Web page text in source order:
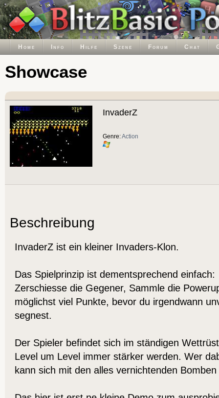
Home Info Hilfe Szene Forum Chat
Showcase
InvaderZ
Genre:Action
Beschreibung
InvaderZ ist ein kleiner Invaders-Klon.
Das Spielprinzip ist dementsprechend einfach:
Zerschiesse die Gegener, Sammle die
möglichst viel Punkte, bevor du irgendwann
segnest.
Der Spieler befindet sich im ständigen
Level um Level immer stärker werden. Wer
kann sich mit den alles vernichtenden